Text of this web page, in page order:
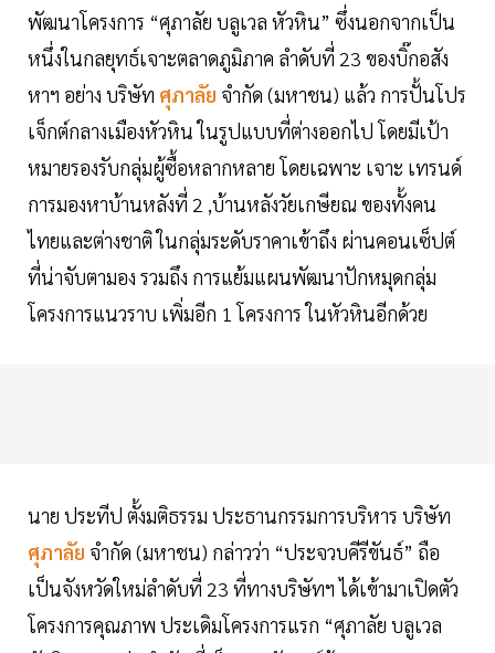
พัฒนาโครงการ “ศุภาลัย บลูเวล หัวหิน” ซึ่งนอกจากเป็น
หนึ่งในกลยุทธ์เจาะตลาดภูมิภาค ลำดับที่ 23 ของบิ๊กอสัง
หาฯ อย่าง บริษัท ศุภาลัย จำกัด (มหาชน) แล้ว การปั้นโปร
เจ็กต์กลางเมืองหัวหิน ในรูปแบบที่ต่างออกไป โดยมีเป้า
หมายรองรับกลุ่มผู้ซื้อหลากหลาย โดยเฉพาะ เจาะ เทรนด์
การมองหาบ้านหลังที่ 2 ,บ้านหลังวัยเกษียณ ของทั้งคน
ไทยและต่างชาติ ในกลุ่มระดับราคาเข้าถึง ผ่านคอนเซ็ปต์
ที่น่าจับตามอง รวมถึง การแย้มแผนพัฒนาปักหมุดกลุ่ม
โครงการแนวราบ เพิ่มอีก 1 โครงการ ในหัวหินอีกด้วย
นาย ประทีป ตั้งมติธรรม ประธานกรรมการบริหาร บริษัท
ศุภาลัย จำกัด (มหาชน) กล่าวว่า “ประจวบคีรีขันธ์” ถือ
เป็นจังหวัดใหม่ลำดับที่ 23 ที่ทางบริษัทฯ ได้เข้ามาเปิดตัว
โครงการคุณภาพ ประเดิมโครงการแรก “ศุภาลัย บลูเวล